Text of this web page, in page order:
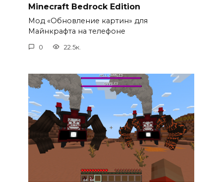
Minecraft Bedrock Edition
Мод «Обновление картин» для
Майнкрафта на телефоне
0 22.5к.